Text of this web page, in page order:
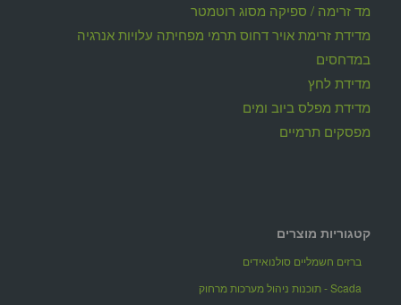
מד זרימה / ספיקה מסוג רוטמטר
מדידת זרימת אויר דחוס תרמי מפחיתה עלויות אנרגיה
במדחסים
מדידת לחץ
מדידת מפלס ביוב ומים
מפסקים תרמיים
קטגוריות מוצרים
ברזים חשמליים סולנואידים
Scada - תוכנות ניהול מערכות מרחוק